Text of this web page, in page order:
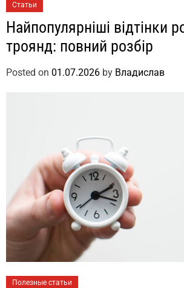
Статьи
Найпопулярніші відтінки
троянд: повний розбір
Posted on 01.07.2026 by Владислав
Полезные статьи